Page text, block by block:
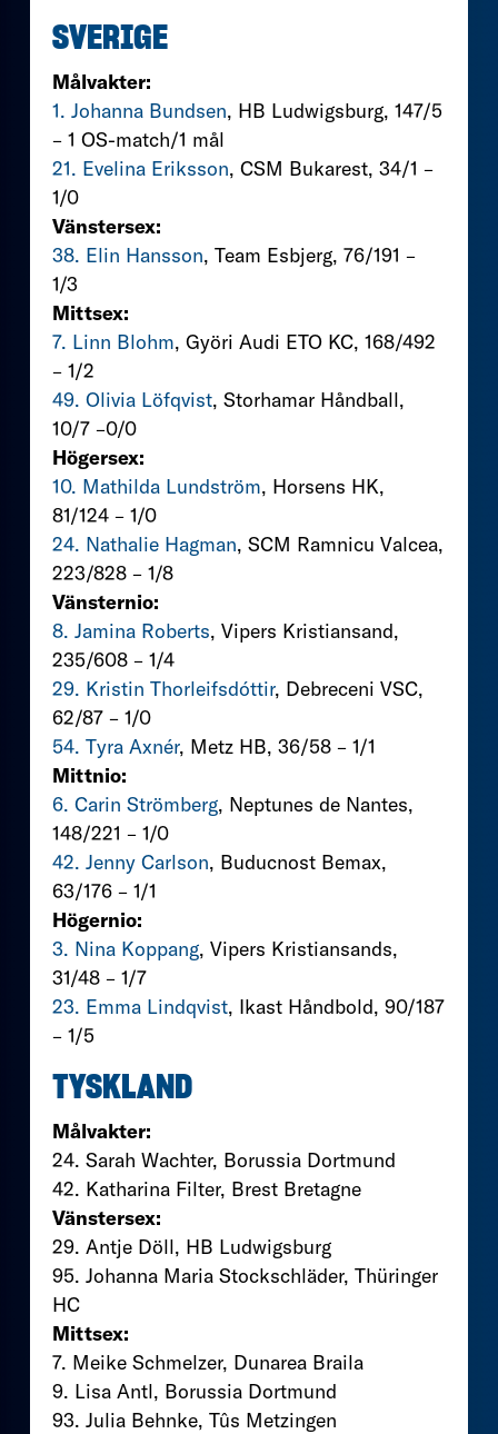
SVERIGE
Målvakter:
1. Johanna Bundsen, HB Ludwigsburg, 147/5
– 1 OS-match/1 mål
21. Evelina Eriksson, CSM Bukarest, 34/1 –
1/0
Vänstersex:
38. Elin Hansson, Team Esbjerg, 76/191 –
1/3
Mittsex:
7. Linn Blohm, Györi Audi ETO KC, 168/492
– 1/2
49. Olivia Löfqvist, Storhamar Håndball,
10/7 –0/0
Högersex:
10. Mathilda Lundström, Horsens HK,
81/124 – 1/0
24. Nathalie Hagman, SCM Ramnicu Valcea,
223/828 – 1/8
Vänsternio:
8. Jamina Roberts, Vipers Kristiansand,
235/608 – 1/4
29. Kristin Thorleifsdóttir, Debreceni VSC,
62/87 – 1/0
54. Tyra Axnér, Metz HB, 36/58 – 1/1
Mittnio:
6. Carin Strömberg, Neptunes de Nantes,
148/221 – 1/0
42. Jenny Carlson, Buducnost Bemax,
63/176 – 1/1
Högernio:
3. Nina Koppang, Vipers Kristiansands,
31/48 – 1/7
23. Emma Lindqvist, Ikast Håndbold, 90/187
– 1/5
TYSKLAND
Målvakter:
24. Sarah Wachter, Borussia Dortmund
42. Katharina Filter, Brest Bretagne
Vänstersex:
29. Antje Döll, HB Ludwigsburg
95. Johanna Maria Stockschläder, Thüringer
HC
Mittsex:
7. Meike Schmelzer, Dunarea Braila
9. Lisa Antl, Borussia Dortmund
93. Julia Behnke, Tûs Metzingen